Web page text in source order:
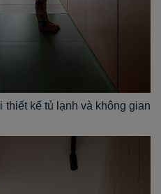
thiết kế tủ lạnh và không gian